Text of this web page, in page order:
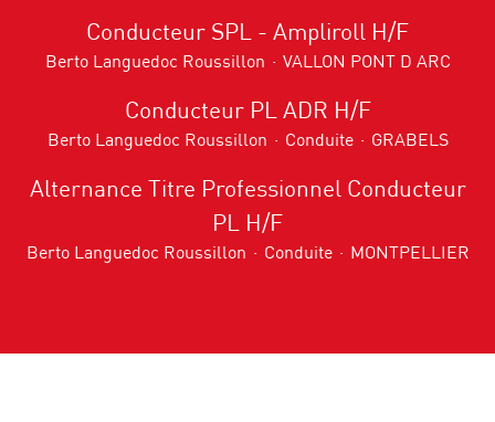
Conducteur SPL - Ampliroll H/F
Berto Languedoc Roussillon · VALLON PONT D ARC
Conducteur PL ADR H/F
Berto Languedoc Roussillon · Conduite · GRABELS
Alternance Titre Professionnel Conducteur
PL H/F
Berto Languedoc Roussillon · Conduite · MONTPELLIER